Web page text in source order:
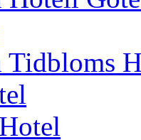
Tidbloms